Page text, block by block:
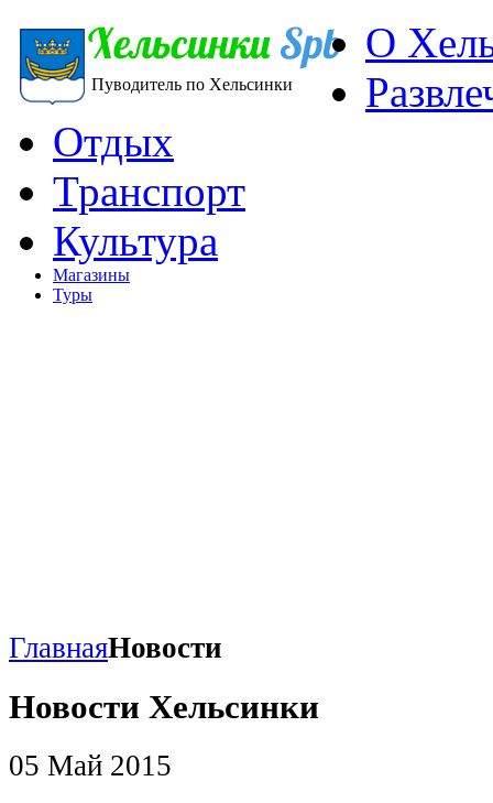
Пуводитель по Хельсинки
О
Отдых
Транспорт
Культура
Магазины
Туры
ГлавнаяНовости
Новости Хельсинки
05 Май 2015